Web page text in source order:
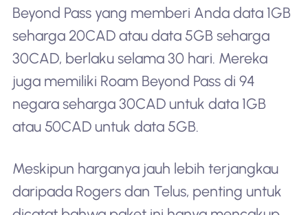
Beyond Pass yang memberi Anda data 1GB
seharga 20CAD atau data 5GB seharga
30CAD, berlaku selama 30 hari. Mereka
juga memiliki Roam Beyond Pass di 94
negara seharga 30CAD untuk data 1GB
atau 50CAD untuk data 5GB.
Meskipun harganya jauh lebih terjangkau
daripada Rogers dan Telus, penting untuk